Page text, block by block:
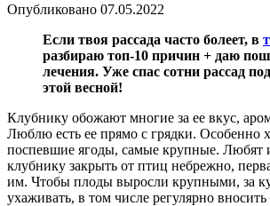
Опубликовано 07.05.2022
Если твоя рассада часто болеет, в
разбираю топ-10 причин + даю
лечения. Уже спас сотни рассад
этой весной!
Клубнику обожают многие за ее вкус,
Люблю есть ее прямо с грядки. Особенно
поспевшие ягоды, самые крупные. Любят
клубнику закрыть от птиц небрежно,
им. Чтобы плоды выросли крупными, за
ухаживать, в том числе регулярно